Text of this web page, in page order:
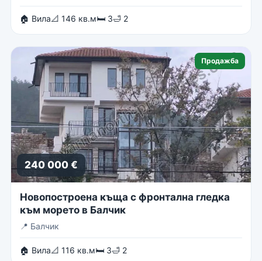
🏠 Вила📐 146 кв.м🛏 3🛁 2
Продажба
240 000 €
Новопостроена къща с фронтална гледка
към морето в Балчик
📍 Балчик
🏠 Вила📐 116 кв.м🛏 3🛁 2